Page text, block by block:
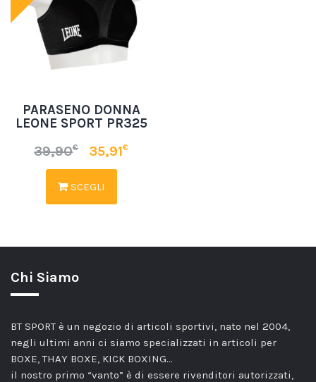
PARASENO DONNA
LEONE SPORT PR325
39,90€ 35,91€
SCEGLI
Chi Siamo
BT SPORT è un negozio di articoli sportivi, nato nel 2004,
negli ultimi anni ci siamo specializzati in articoli per
BOXE, THAY BOXE, KICK BOXING…
il nostro primo “vanto” è di essere rivenditori autorizzati,